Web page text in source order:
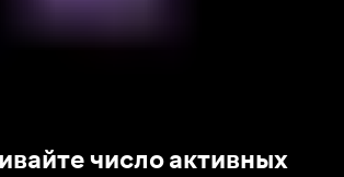
число активных